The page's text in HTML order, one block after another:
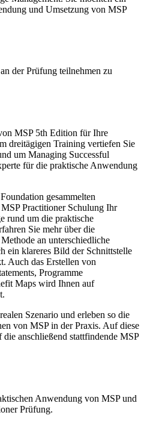
und Umsetzung von MSP
der Prüfung teilnehmen zu
MSP 5th Edition für Ihre
dreitägigen Training vertiefen Sie
um Managing Successful
für die praktische Anwendung
gesammelten
Practitioner Schulung Ihr
rund um die praktische
Sie mehr über die
an unterschiedliche
ein klareres Bild der Schnittstelle
Auch das Erstellen von
Programme
Maps wird Ihnen auf
Szenario und erleben so die
von MSP in der Praxis. Auf diese
anschließend stattfindende MSP
Anwendung von MSP und
Prüfung.